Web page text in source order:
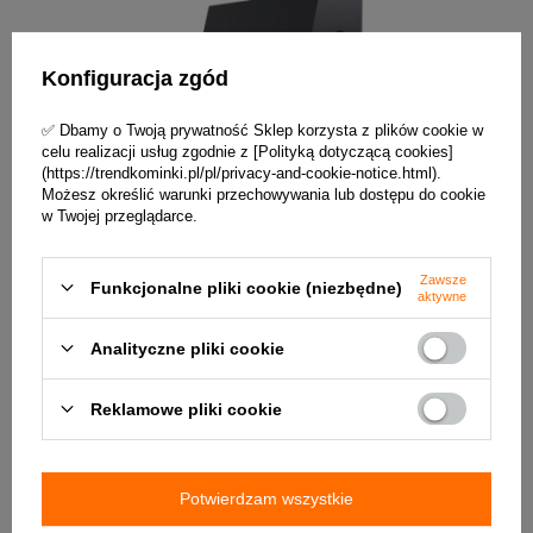
✅ Zalety zestawu:
energetyczną, dzięki czemu ogrzewanie
Konfiguracja zgód
✅ Dbamy o Twoją prywatność Sklep korzysta z plików cookie w
celu realizacji usług zgodnie z [Polityką dotyczącą cookies]
(https://trendkominki.pl/pl/privacy-and-cookie-notice.html).
Możesz określić warunki przechowywania lub dostępu do cookie
w Twojej przeglądarce.
Funkcjonalne pliki cookie (niezbędne)
Zawsze
aktywne
Analityczne pliki cookie
Reklamowe pliki cookie
Potwierdzam wszystkie